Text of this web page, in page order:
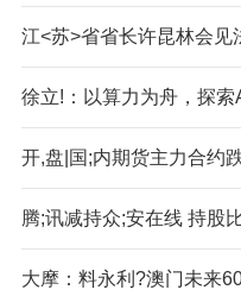
江<苏>省省长许昆林会
徐立!：以算力为舟，探索
开,盘|国;内期货主力合约
腾;讯减持众;安在线 持股
大摩：料永利?澳门未来